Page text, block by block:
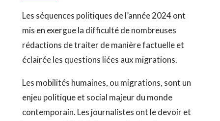
Les séquences politiques de l’année 2024 ont
mis en exergue la difficulté de nombreuses
rédactions de traiter de manière factuelle et
éclairée les questions liées aux migrations.
Les mobilités humaines, ou migrations, sont un
enjeu politique et social majeur du monde
contemporain. Les journalistes ont le devoir et